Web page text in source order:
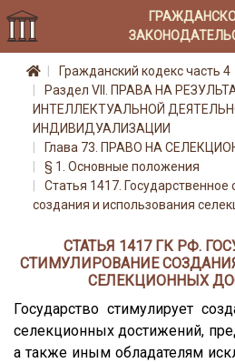
Гражданский кодекс часть 4
Раздел VII. ПРАВА НА
ИНТЕЛЛЕКТУАЛЬНОЙ
ИНДИВИДУАЛИЗАЦИИ
Глава 73. ПРАВО НА
§ 1. Основные положения
Статья 1417. Государственное
создания и использования
СТАТЬЯ 1417 ГК РФ.
СТИМУЛИРОВАНИЕ
СЕЛЕКЦИОННЫХ
Государство стимулирует
селекционных достижений,
а также иным обладателям